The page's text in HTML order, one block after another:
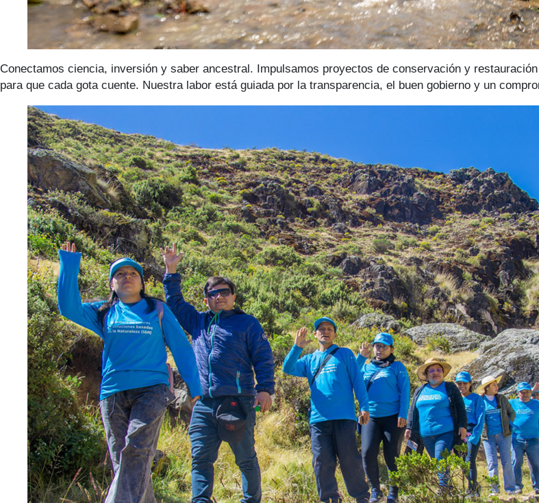
Conectamos ciencia, inversión y saber ancestral. Impulsamos proyectos de conservación y
para que cada gota cuente. Nuestra labor está guiada por la transparencia, el buen gobierno y un